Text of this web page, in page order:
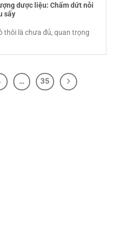
dược liệu: Chấm dứt nỗi
sấy
thôi là chưa đủ, quan trọng
… 35